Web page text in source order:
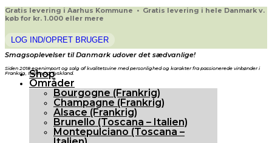
Gratis levering i Aarhus Kommune • Gratis levering i hele Danmark v.
køb for kr. 1.000 eller mere
LOG IND/OPRET BRUGER
Smagsoplevelser til Danmark udover det sædvanlige!
Siden 2018 egenimport og salg af kvalitetsvine med personlighed og karakter fra passionerede vinbønder i
Frankrig, Italien og Tyskland.
Shop
Områder
Bourgogne (Frankrig)
Champagne (Frankrig)
Alsace (Frankrig)
Brunello (Toscana – Italien)
Montepulciano (Toscana –